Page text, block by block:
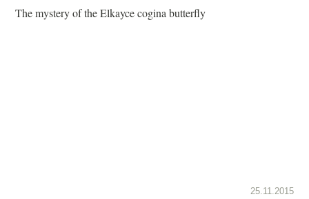
The mystery of the Elkayce cogina butterfly
25.11.2015